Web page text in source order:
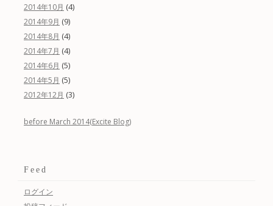
2014年10月 (4)
2014年9月 (9)
2014年8月 (4)
2014年7月 (4)
2014年6月 (5)
2014年5月 (5)
2012年12月 (3)
before March 2014(Excite Blog)
Feed
ログイン